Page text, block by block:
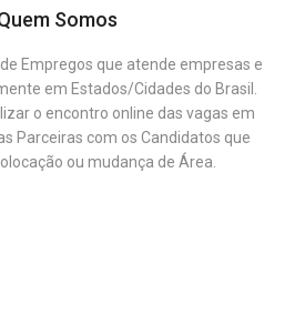
Somos
Empregos que atende empresas e
em Estados/Cidades do Brasil.
o encontro online das vagas em
Parceiras com os Candidatos que
ou mudança de Área.